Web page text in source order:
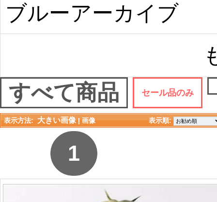
ブルーアーカイブ
すべて商品 セール品のみ
表示方法: 大きい画像 | 画像 表示順:
1